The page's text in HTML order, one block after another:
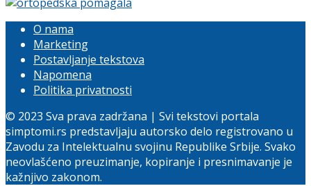
O nama
Marketing
Postavljanje tekstova
Napomena
Politika privatnosti
© 2023 Sva prava zadržana | Svi tekstovi portala
simptomi.rs predstavljaju autorsko delo registrovano u
Zavodu za Intelektualnu svojinu Republike Srbije. Svako
neovlašćeno preuzimanje, kopiranje i presnimavanje je
kažnjivo zakonom.